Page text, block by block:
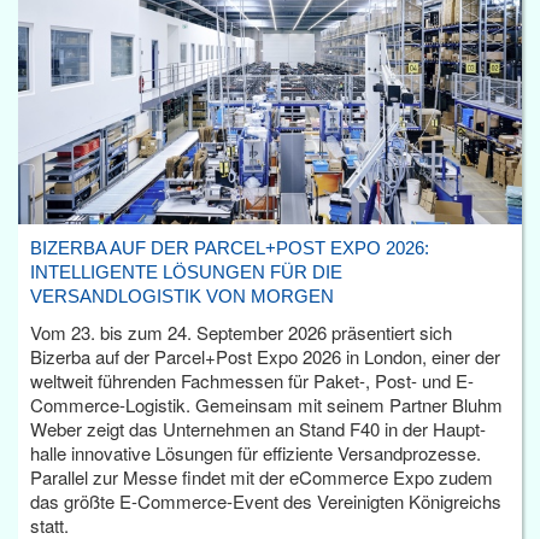
BIZERBA AUF DER PARCEL+POST EXPO 2026:
INTELLIGENTE LÖSUNGEN FÜR DIE
VERSANDLOGISTIK VON MORGEN
Vom 23. bis zum 24. September 2026 präsentiert sich
Bizerba auf der Parcel+Post Expo 2026 in London, einer der
weltweit führenden Fachmessen für Paket-, Post- und E-
Commerce-Logistik. Gemeinsam mit seinem Partner Bluhm
Weber zeigt das Unternehmen an Stand F40 in der Haupt­
halle innovative Lösungen für effiziente Versandprozesse.
Parallel zur Messe findet mit der eCommerce Expo zudem
das größte E-Commerce-Event des Vereinigten Königreichs
statt.